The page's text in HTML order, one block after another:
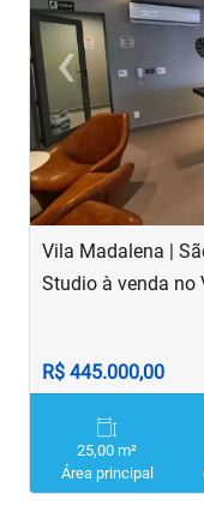
‹Previous
Vila Madalena |
Studio à venda no
R$ 445.000,00
25,00 m²
Área principal